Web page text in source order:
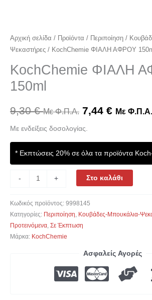
Αρχική σελίδα / Προϊόντα / Περιποίηση /
Ψεκαστήρες / KochChemie ΦΙΑΛΗ ΑΦΡΟΥ
KochChemie ΦΙΑΛΗ
150ml
9,30€ Με Φ.Π.Α. 7,44 € Με Φ.Π.Α.
Με ενδείξεις δοσολογίας.
* Εκπτώσεις 20% σε όλα τα προϊόντα
- + Στο καλάθι
Κωδικός προϊόντος: 9998145
Κατηγορίες: Περιποίηση, Κουβάδες-Μπουκάλια-
Προτεινόμενα, Σε Έκπτωση
Μάρκα: KochChemie
Ασφαλείς Αγορές